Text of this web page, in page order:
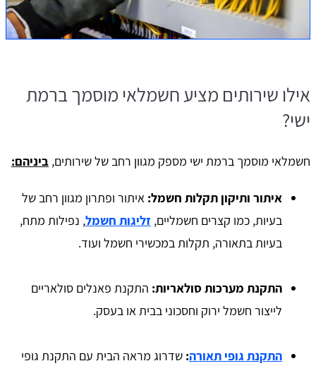
אילו שירותים מציע חשמלאי מוסמך ברמת
ישי?
חשמלאי מוסמך ברמת ישי מספק מגוון רחב של שירותים, ביניהם:
איתור ותיקון תקלות חשמל: איתור ופתרון מגוון רחב של
בעיות, כמו קצרים חשמליים, זליגות חשמל, נפילות מתח,
בעיות בתאורה, תקלות במכשירי חשמל ועוד.
התקנת מערכות סולאריות: התקנת פאנלים סולאריים
לייצור חשמל ירוק וחסכוני בבית או בעסק.
התקנת גופי תאורה: שדרוג מראה הבית עם התקנת גופי